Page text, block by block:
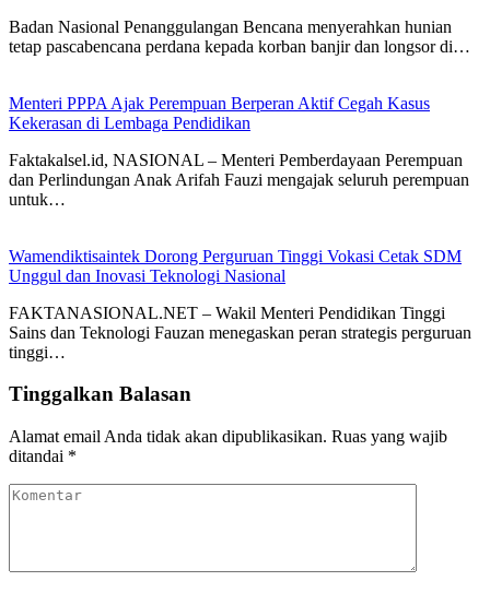
Badan Nasional Penanggulangan Bencana menyerahkan hunian
tetap pascabencana perdana kepada korban banjir dan longsor di…
Menteri PPPA Ajak Perempuan Berperan Aktif Cegah Kasus
Kekerasan di Lembaga Pendidikan
Faktakalsel.id, NASIONAL – Menteri Pemberdayaan Perempuan
dan Perlindungan Anak Arifah Fauzi mengajak seluruh perempuan
untuk…
Wamendiktisaintek Dorong Perguruan Tinggi Vokasi Cetak SDM
Unggul dan Inovasi Teknologi Nasional
FAKTANASIONAL.NET – Wakil Menteri Pendidikan Tinggi
Sains dan Teknologi Fauzan menegaskan peran strategis perguruan
tinggi…
Tinggalkan Balasan
Alamat email Anda tidak akan dipublikasikan. Ruas yang wajib
ditandai *